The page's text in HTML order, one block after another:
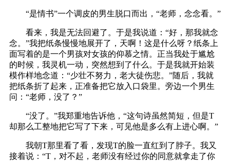
“是情书”一个调皮的男生脱口而出，“老师，念念看。”
看来，我是无法回避了。于是我说道：“好，那我就念
念。”我把纸条慢慢地展开了，天啊！这是什么呀？纸条上
面写着的是一个男孩对女孩的仰慕之情。正当我处于尴尬
的时候，我灵机一动，突然想到了什么。于是我就开始装
模作样地念道：“少壮不努力，老大徒伤悲。”随后，我就
把纸条折了起来，正准备把它放入口袋里。旁边一个男生
问：“老师，没了？”
“没了。”我郑重地告诉他，“这句诗虽然简短，但是T
却那么工整地把它写了下来，可见他是多么有上进心啊。”
我朝T那里看了看，发现T的脸一直红到了脖子。我又
接着说：“T，对不起，老师没有经过你的同意就拿走了你